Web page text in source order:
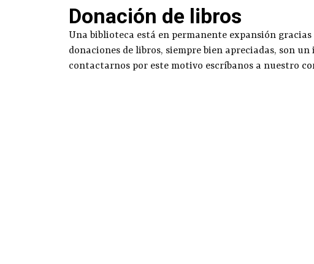
Donación de libros
Una biblioteca está en permanente expansión
donaciones de libros, siempre bien apreciadas, son
contactarnos por este motivo escríbanos a nuestro